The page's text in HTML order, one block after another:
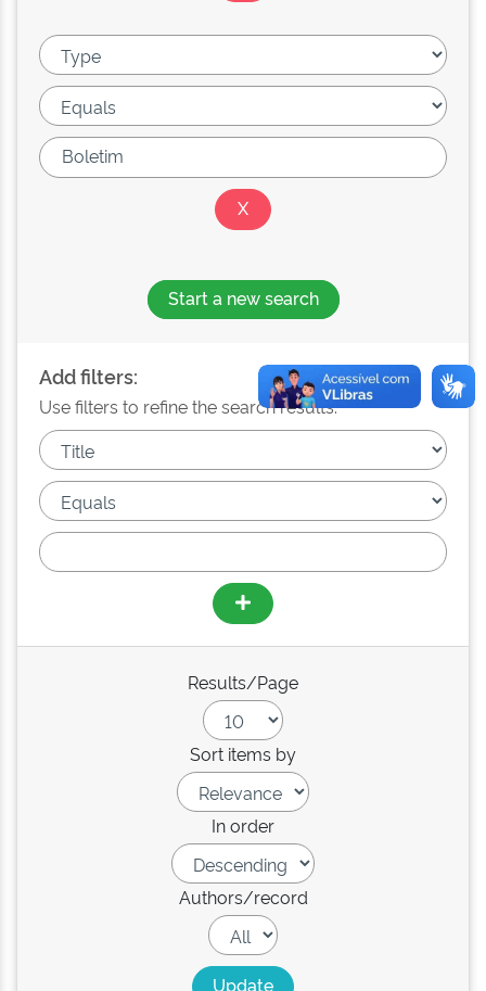
Start a new search
Add filters:
Use filters to refine the search results.
Results/Page
Sort items by
In order
Authors/record